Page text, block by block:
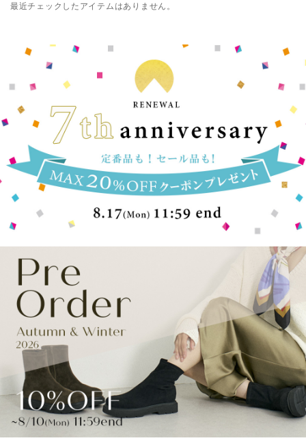
最近チェックしたアイテムはありません。